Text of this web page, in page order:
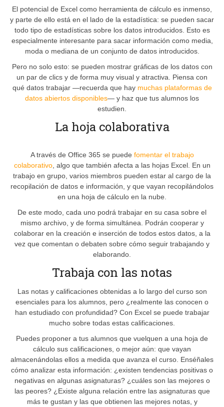
El potencial de Excel como herramienta de cálculo es inmenso,
y parte de ello está en el lado de la estadística: se pueden sacar
todo tipo de estadísticas sobre los datos introducidos. Esto es
especialmente interesante para sacar información como media,
moda o mediana de un conjunto de datos introducidos.
Pero no solo esto: se pueden mostrar gráficas de los datos con
un par de clics y de forma muy visual y atractiva. Piensa con
qué datos trabajar —recuerda que hay muchas plataformas de
datos abiertos disponibles— y haz que tus alumnos los
estudien.
La hoja colaborativa
A través de Office 365 se puede fomentar el trabajo
colaborativo, algo que también afecta a las hojas Excel. En un
trabajo en grupo, varios miembros pueden estar al cargo de la
recopilación de datos e información, y que vayan recopilándolos
en una hoja de cálculo en la nube.
De este modo, cada uno podrá trabajar en su casa sobre el
mismo archivo, y de forma simultánea. Podrán cooperar y
colaborar en la creación e inserción de todos estos datos, a la
vez que comentan o debaten sobre cómo seguir trabajando y
elaborando.
Trabaja con las notas
Las notas y calificaciones obtenidas a lo largo del curso son
esenciales para los alumnos, pero ¿realmente las conocen o
han estudiado con profundidad? Con Excel se puede trabajar
mucho sobre todas estas calificaciones.
Puedes proponer a tus alumnos que vuelquen a una hoja de
cálculo sus calificaciones, o mejor aún: que vayan
almacenándolas ellos a medida que avanza el curso. Enséñales
cómo analizar esta información: ¿existen tendencias positivas o
negativas en algunas asignaturas? ¿cuáles son las mejores o
las peores? ¿Existe alguna relación entre las asignaturas que
más te gustan y las que obtienen las mejores notas, y